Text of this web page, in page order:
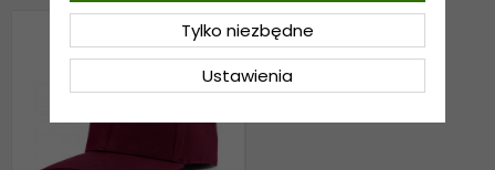
Ustawienia
Tylko niezbędne